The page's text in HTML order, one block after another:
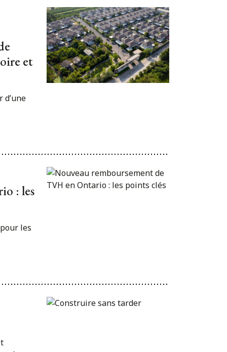
et
: les
les